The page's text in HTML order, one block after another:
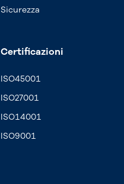
Sicurezza
Certificazioni
ISO45001
ISO27001
ISO14001
ISO9001